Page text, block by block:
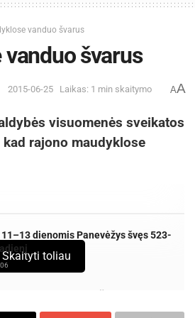
vanduo švarus
švarus
2015-06-25 Laikas: 1 min skaitymo AA
visuomenės sveikatos
rajono maudyklose
dienomis Panevėžys švęs 523-
Skaityti toliau